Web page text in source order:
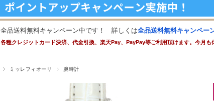
全品送料無料キャンペーン中です！ 詳しくは全品送料無料キャンペー
各種クレジットカード決済、代金引換、楽天Pay、PayPay等ご利用頂けます。今月も
ミッレフィオーリ 腕時計